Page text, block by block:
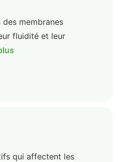
membranes
fluidité et leur
qui affectent les